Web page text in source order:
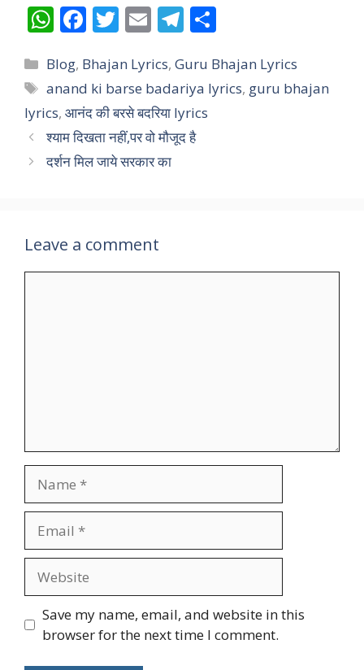
W
at
s
A
p
p
F
e
b
o
o
k
T
itt
er
E
ai
l
T
e
gr
a
m
ar
e
Categories
Blog, Bhajan Lyrics,Guru Bhajan Lyrics
Tags
anand ki barse badariya lyrics, guru bhajan
lyrics, आनंद की बरसे बदरिया lyrics
श्याम दिखता नहीं,पर वो मौजूद है
दर्शन मिल जाये सरकार का
Leave a comment
Save my name, email, and website in this
browser for the next time I comment.